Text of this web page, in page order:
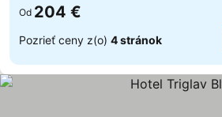
Od 204 €
Pozrieť ceny z(o) 4 stránok